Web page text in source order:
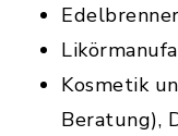
Kosmetik
Beratung),